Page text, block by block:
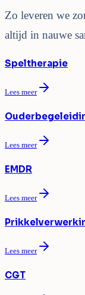
Zo leveren we
altijd in nauwe
Speltherapie
Lees meer
Lees meer
EMDR
Lees meer
Lees meer
CGT